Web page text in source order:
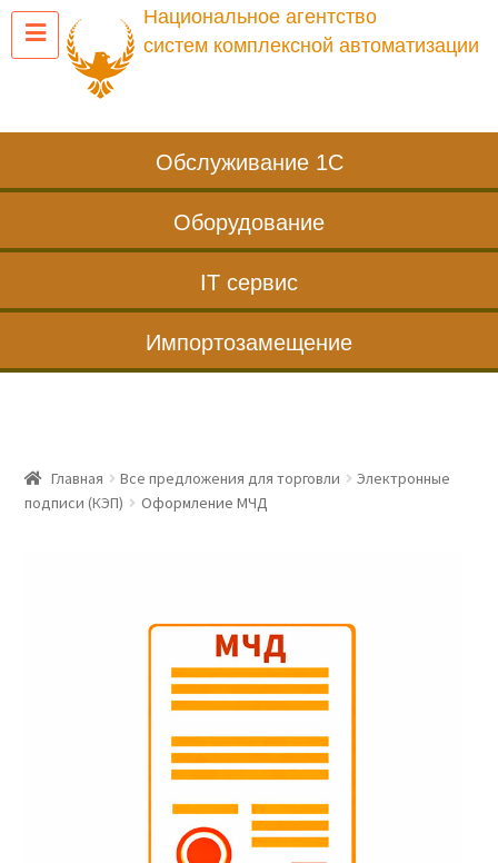
Национальное агентство
систем комплексной автоматизации
Обслуживание 1С
Оборудование
IT сервис
Импортозамещение
Главная Все предложения для торговли
Электронные
подписи (КЭП)
Оформление МЧД